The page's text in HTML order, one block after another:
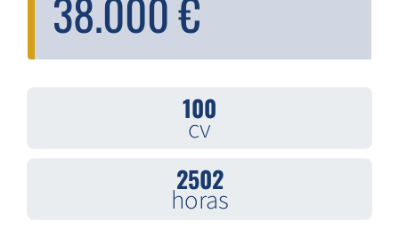
38.000 €
100
cv
2502
horas